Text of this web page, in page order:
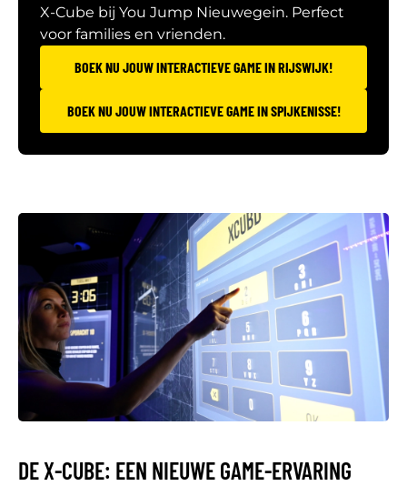
X-Cube bij You Jump Nieuwegein. Perfect
voor families en vrienden.
BOEK NU JOUW INTERACTIEVE GAME IN RIJSWIJK!
BOEK NU JOUW INTERACTIEVE GAME IN SPIJKENISSE!
DE X-CUBE: EEN NIEUWE GAME-ERVARING